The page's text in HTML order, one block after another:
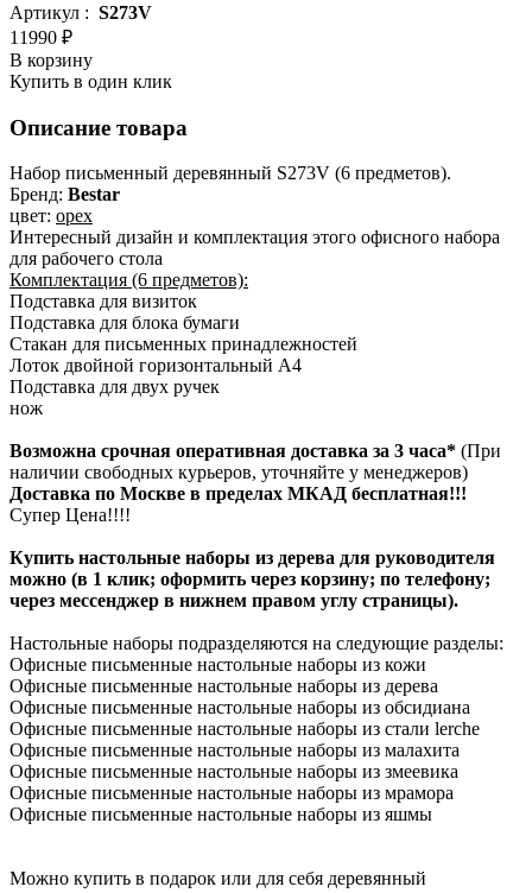
Артикул : S273V
11990 ₽
В корзину
Купить в один клик
Описание товара
Набор письменный деревянный S273V (6 предметов).
Бренд: Bestar
цвет: орех
Интересный дизайн и комплектация этого офисного набора
для рабочего стола
Комплектация (6 предметов):
Подставка для визиток
Подставка для блока бумаги
Стакан для письменных принадлежностей
Лоток двойной горизонтальный А4
Подставка для двух ручек
нож
Возможна срочная оперативная доставка за 3 часа* (При
наличии свободных курьеров, уточняйте у менеджеров)
Доставка по Москве в пределах МКАД бесплатная!!!
Супер Цена!!!!
Купить настольные наборы из дерева для руководителя
можно (в 1 клик; оформить через корзину; по телефону;
через мессенджер в нижнем правом углу страницы).
Настольные наборы подразделяются на следующие разделы:
Офисные письменные настольные наборы из кожи
Офисные письменные настольные наборы из дерева
Офисные письменные настольные наборы из обсидиана
Офисные письменные настольные наборы из стали lerche
Офисные письменные настольные наборы из малахита
Офисные письменные настольные наборы из змеевика
Офисные письменные настольные наборы из мрамора
Офисные письменные настольные наборы из яшмы
Можно купить в подарок или для себя деревянный